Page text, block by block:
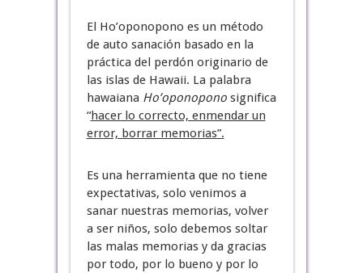
El Ho’oponopono es un método
de auto sanación basado en la
práctica del perdón originario de
las islas de Hawaii. La palabra
hawaiana Ho’oponoponosignifica
“hacer lo correcto, enmendar un
error, borrar memorias”.
Es una herramienta que no tiene
expectativas, solo venimos a
sanar nuestras memorias, volver
a ser niños, solo debemos soltar
las malas memorias y da gracias
por todo, por lo bueno y por lo